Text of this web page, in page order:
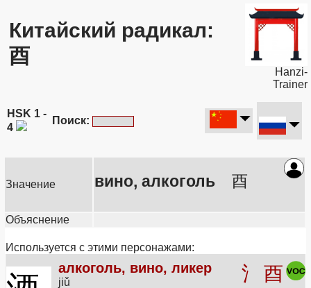
Китайский радикал:
酉
Hanzi-
Trainer
HSK 1 -
4
Поиск:
Значение вино, алкоголь 酉
Объяснение
Используется с этими персонажами:
алкоголь, вино, ликер
jiǔ 氵 酉